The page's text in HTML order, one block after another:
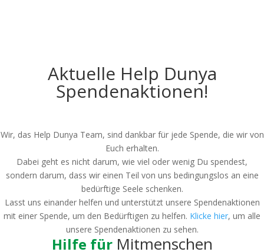
Aktuelle Help Dunya
Spendenaktionen!
Wir, das Help Dunya Team, sind dankbar für jede Spende, die wir von
Euch erhalten.
Dabei geht es nicht darum, wie viel oder wenig Du spendest,
sondern darum, dass wir einen Teil von uns bedingungslos an eine
bedürftige Seele schenken.
Lasst uns einander helfen und unterstützt unsere Spendenaktionen
mit einer Spende, um den Bedürftigen zu helfen. Klicke hier, um alle
unsere Spendenaktionen zu sehen.
Hilfe für Mitmenschen